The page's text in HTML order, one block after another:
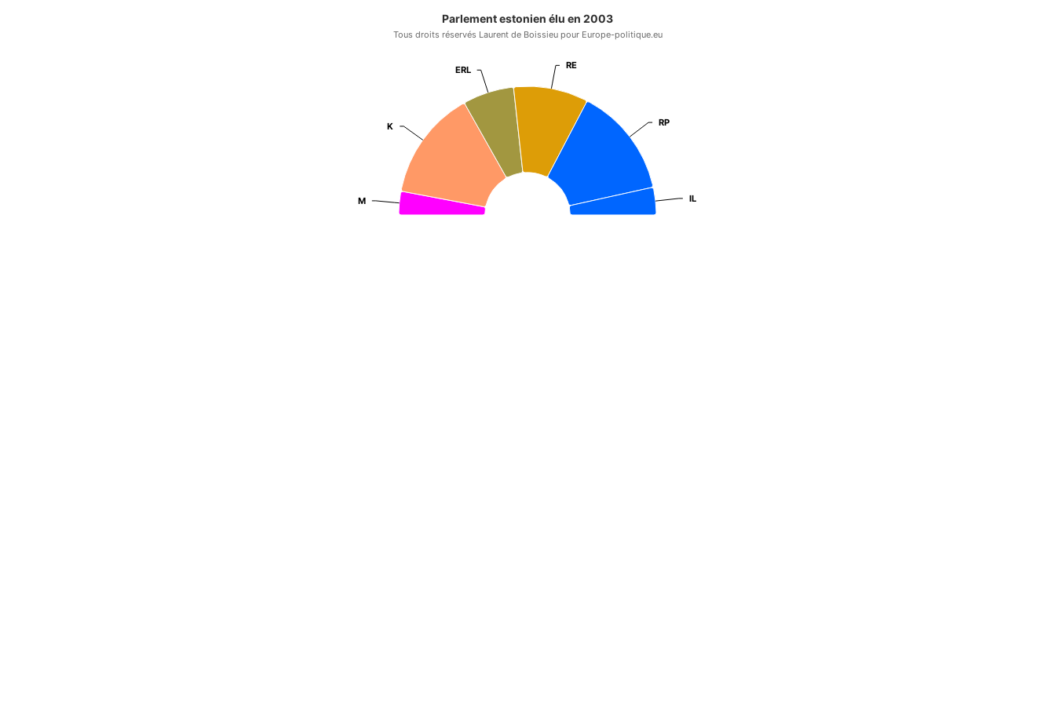
Parlement estonien élu en 2003
Tous droits réservés Laurent de Boissieu pour Europe-politique.eu
M
M
K
K
ERL
ERL RE
RE
RP
RP
IL
IL